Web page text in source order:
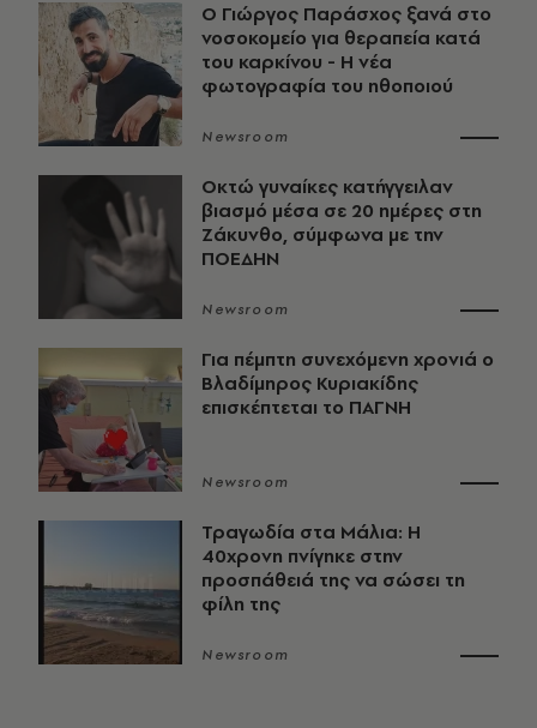
O Γιώργος Παράσχος ξανά στο
νοσοκομείο για θεραπεία κατά
του καρκίνου - Η νέα
φωτογραφία του ηθοποιού
Newsroom
Οκτώ γυναίκες κατήγγειλαν
βιασμό μέσα σε 20 ημέρες στη
Ζάκυνθο, σύμφωνα με την
ΠΟΕΔΗΝ
Newsroom
Για πέμπτη συνεχόμενη χρονιά ο
Βλαδίμηρος Κυριακίδης
επισκέπτεται το ΠΑΓΝΗ
Newsroom
Τραγωδία στα Μάλια: Η
40χρονη πνίγηκε στην
προσπάθειά της να σώσει τη
φίλη της
Newsroom